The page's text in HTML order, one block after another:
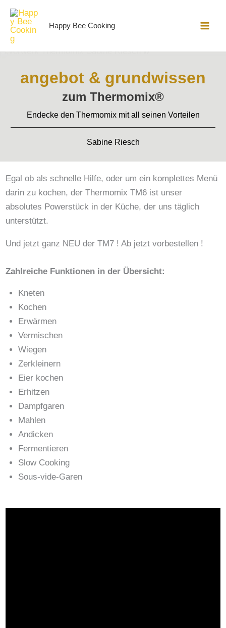
Zum
Inhalt
springen
Happy Bee Cooking
angebot & grundwissen
zum Thermomix®
Endecke den Thermomix mit all seinen Vorteilen
Sabine Riesch
Egal ob als schnelle Hilfe, oder um ein komplettes Menü
darin zu kochen, der Thermomix TM6 ist unser
absolutes Powerstück in der Küche, der uns täglich
unterstützt.
Und jetzt ganz NEU der TM7 ! Ab jetzt vorbestellen !
Zahlreiche Funktionen in der Übersicht:
Kneten
Kochen
Erwärmen
Vermischen
Wiegen
Zerkleinern
Eier kochen
Erhitzen
Dampfgaren
Mahlen
Andicken
Fermentieren
Slow Cooking
Sous-vide-Garen